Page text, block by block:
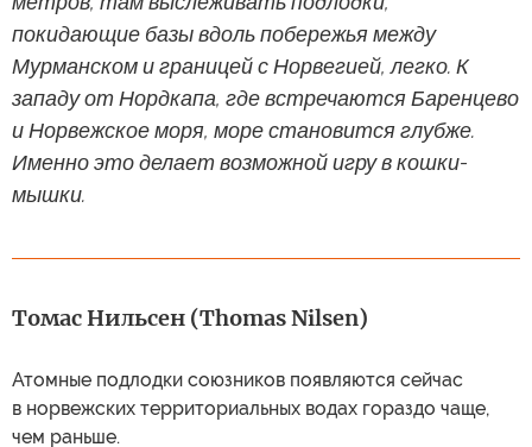
покидающие базы вдоль побережья между
Мурманском и границей с Норвегией, легко. К
западу от Нордкапа, где встречаются Баренцево
и Норвежское моря, море становится глубже.
Именно это делает возможной игру в кошки-
мышки.
Томас Нильсен (Thomas Nilsen)
Атомные подлодки союзников появляются сейчас
в норвежских территориальных водах гораздо чаще,
чем раньше.